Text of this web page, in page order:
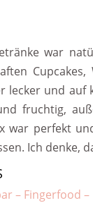
war
lecker und auf
fruchtig,
war perfekt
Ich denke,
– Fingerfood